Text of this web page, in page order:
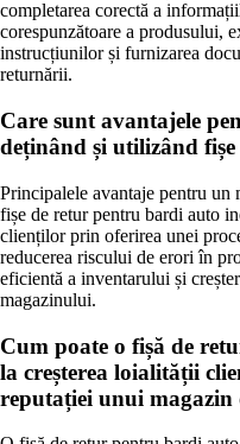
completarea corectă a
corespunzătoare a produsului,
instrucțiunilor și furnizarea
returnării.
Care sunt avantajele
deținând și utilizând
Principalele avantaje pentru
fișe de retur pentru bardi auto
clienților prin oferirea unei
reducerea riscului de erori în
eficientă a inventarului și
magazinului.
Cum poate o fișă de
la creșterea loialității
reputației unui magazin